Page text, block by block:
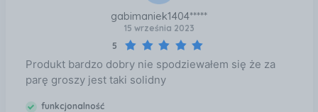
gabimaniek1404*****
15 września 2023
5
Produkt bardzo dobry nie spodziewałem się że za
parę groszy jest taki solidny
funkcjonalność